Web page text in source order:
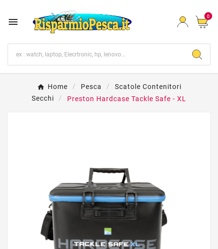
 0
Home Pesca
Scatole Contenitori
Secchi
Preston Hardcase Tackle Safe - XL